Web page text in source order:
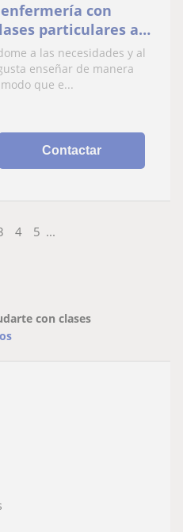
con
particulares a
la ESO.
a las necesidades y al
enseñar de manera
que e...
Contactar
4 5 ...
con clases